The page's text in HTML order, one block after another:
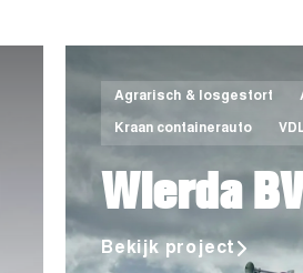
Agrarisch & losgestort
Kraan containerauto
Wierda BV
Bekijk project